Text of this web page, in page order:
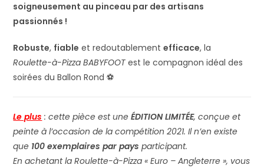
soigneusement au pinceau par des artisans
passionnés !
Robuste, fiable et redoutablementefficace, la
Roulette-à-Pizza BABYFOOT est le compagnon idéal des
soirées du Ballon Rond ⚽
Le plus : cette pièce est uneÉDITION LIMITÉE, conçue et
peinte à l’occasion de la compétition 2021. Il n’en existe
que 100 exemplaires par paysparticipant.
En achetant la Roulette-à-Pizza « Euro – Angleterre », vous